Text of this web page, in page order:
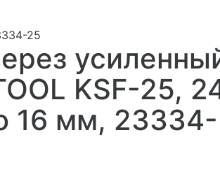
25
KSF-25,
16 мм, 23334-